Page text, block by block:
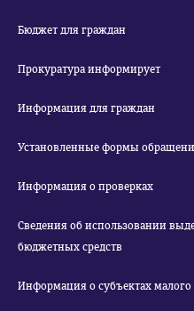
Бюджет для граждан
Прокуратура информирует
Информация для граждан
Установленные формы
Информация о проверках
Сведения об использовании
бюджетных средств
Информация о субъектах малого